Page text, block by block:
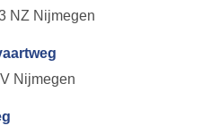
NZ Nijmegen
Nijmegen